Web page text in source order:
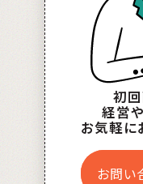
初
経営
お気軽に
お問い